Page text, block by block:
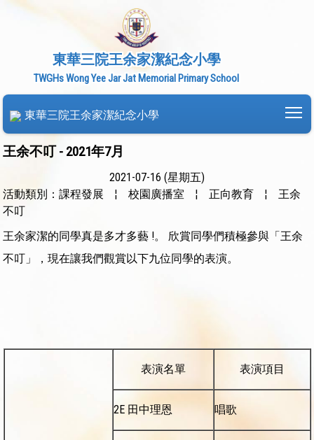
東華三院王余家潔紀念小學
TWGHs Wong Yee Jar Jat Memorial Primary School
東華三院王余家潔紀念小學
王余不叮 - 2021年7月
2021-07-16 (星期五)
活動類別：課程發展
¦ 校園廣播室 ¦ 正向教育 ¦
王余
不叮
王余家潔的同學真是多才多藝 !。 欣賞同學們積極參與「王余
不叮」，現在讓我們觀賞以下九位同學的表演。
表演名單 表演項目
2E 田中理恩 唱歌